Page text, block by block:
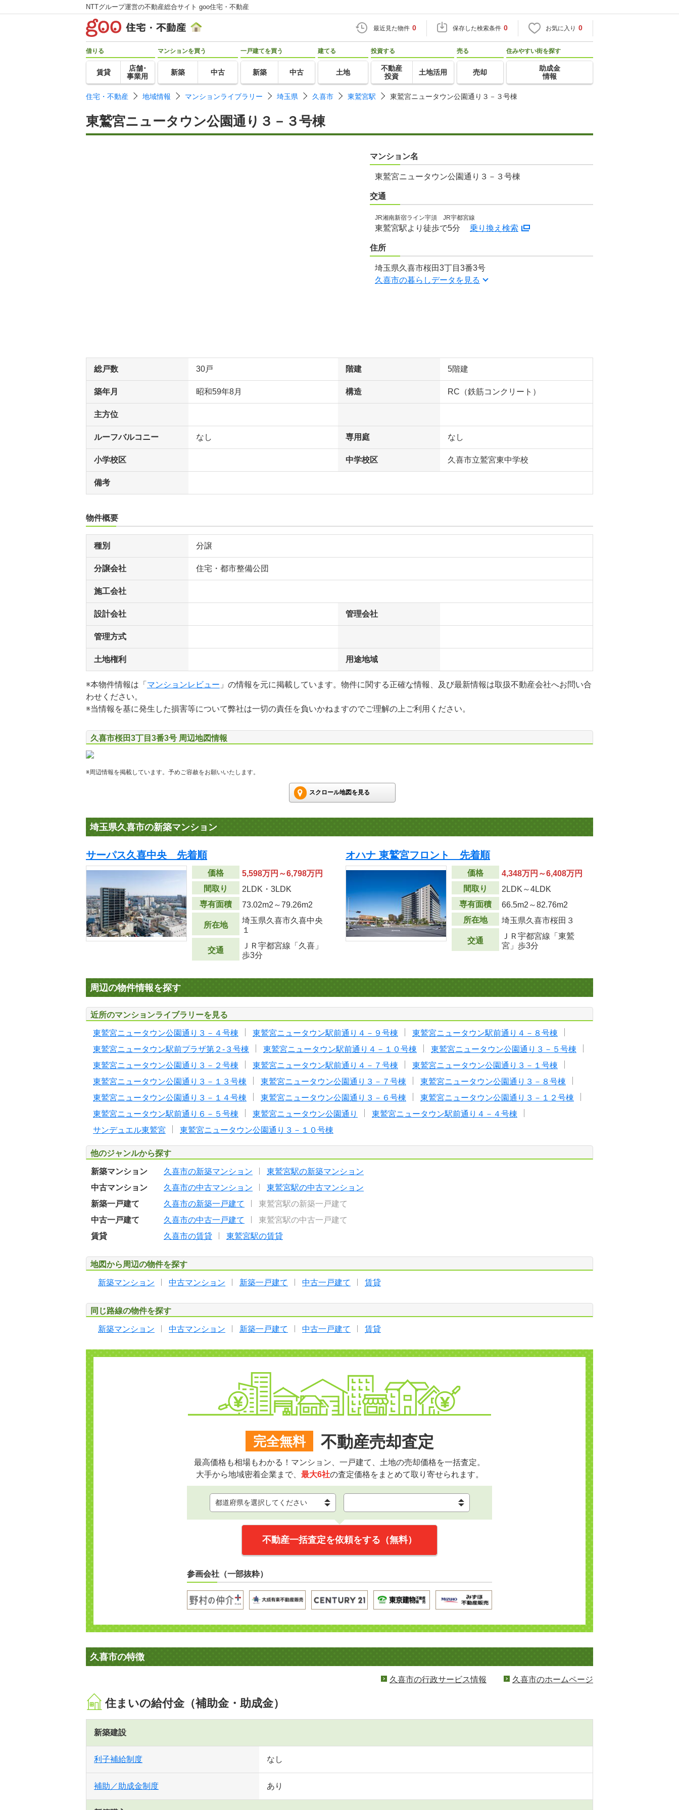
NTTグループ運営の不動産総合サイト goo住宅・不動産
最近見た物件 0 保存した検索条件 0 お気に入り 0
借りる
賃貸
店舗･
事業用
マンションを買う
新築 中古
一戸建てを買う
新築 中古
建てる
土地
投資する
不動産
投資
土地活用
売る
売却
住みやすい街を探す
助成金
情報
住宅・不動産 地域情報 マンションライブラリー 埼玉県 久喜市 東鷲宮駅 東鷲宮ニュータウン公園通り３－３号棟
東鷲宮ニュータウン公園通り３－３号棟
マンション名
東鷲宮ニュータウン公園通り３－３号棟
交通
JR湘南新宿ライン宇須 JR宇都宮線
東鷲宮駅より徒歩で5分 乗り換え検索
住所
埼玉県久喜市桜田3丁目3番3号
久喜市の暮らしデータを見る
総戸数 30戸 階建 5階建
築年月 昭和59年8月 構造 RC（鉄筋コンクリート）
主方位
ルーフバルコニー なし 専用庭 なし
小学校区 中学校区 久喜市立鷲宮東中学校
備考
物件概要
種別 分譲
分譲会社 住宅・都市整備公団
施工会社
設計会社 管理会社
管理方式
土地権利 用途地域
※本物件情報は「 マンションレビュー 」の情報を元に掲載しています。物件に関する正確な情報、及び最新情報は取扱不動産会社へお問い合
わせください。
※当情報を基に発生した損害等について弊社は一切の責任を負いかねますのでご理解の上ご利用ください。
久喜市桜田3丁目3番3号 周辺地図情報
※周辺情報を掲載しています。予めご容赦をお願いいたします。
スクロール地図を見る
埼玉県久喜市の新築マンション
サーパス久喜中央 先着順
価格
5,598万円～6,798万円
間取り
2LDK・3LDK
専有面積
73.02m2 ～79.26m2
所在地
埼玉県久喜市久喜中央
１
交通
ＪＲ宇都宮線「久喜」
歩3分
オハナ 東鷲宮フロント 先着順
価格
4,348万円～6,408万円
間取り
2LDK～4LDK
専有面積
66.5m2 ～82.76m2
所在地
埼玉県久喜市桜田３
交通
ＪＲ宇都宮線「東鷲
宮」歩3分
周辺の物件情報を探す
近所のマンションライブラリーを見る
東鷲宮ニュータウン公園通り３－４号棟 東鷲宮ニュータウン駅前通り４－９号棟
東鷲宮ニュータウン駅前通り４－８号棟
東鷲宮ニュータウン駅前プラザ第２-３号棟
東鷲宮ニュータウン駅前通り４－１０号棟
東鷲宮ニュータウン公園通り３－５号棟
東鷲宮ニュータウン公園通り３－２号棟
東鷲宮ニュータウン駅前通り４－７号棟
東鷲宮ニュータウン公園通り３－１号棟
東鷲宮ニュータウン公園通り３－１３号棟
東鷲宮ニュータウン公園通り３－７号棟
東鷲宮ニュータウン公園通り３－８号棟
東鷲宮ニュータウン公園通り３－１４号棟
東鷲宮ニュータウン公園通り３－６号棟
東鷲宮ニュータウン公園通り３－１２号棟
東鷲宮ニュータウン駅前通り６－５号棟
東鷲宮ニュータウン公園通り
東鷲宮ニュータウン駅前通り４－４号棟
サンデュエル東鷲宮
東鷲宮ニュータウン公園通り３－１０号棟
他のジャンルから探す
新築マンション 久喜市の新築マンション
東鷲宮駅の新築マンション
中古マンション
久喜市の中古マンション
東鷲宮駅の中古マンション
新築一戸建て
久喜市の新築一戸建て
東鷲宮駅の新築一戸建て
中古一戸建て
久喜市の中古一戸建て
東鷲宮駅の中古一戸建て
賃貸
久喜市の賃貸 東鷲宮駅の賃貸
地図から周辺の物件を探す
新築マンション 中古マンション 新築一戸建て 中古一戸建て 賃貸
同じ路線の物件を探す
新築マンション 中古マンション 新築一戸建て 中古一戸建て 賃貸
完全無料 不動産売却査定
最高価格も相場もわかる！マンション、一戸建て、土地の売却価格を一括査定。
大手から地域密着企業まで、 最大6社の査定価格をまとめて取り寄せられます。
不動産一括査定を依頼をする（無料）
参画会社（一部抜粋）
久喜市の特徴
久喜市の行政サービス情報 久喜市のホームページ
住まいの給付金（補助金・助成金）
新築建設
利子補給制度 なし
補助／助成金制度 あり